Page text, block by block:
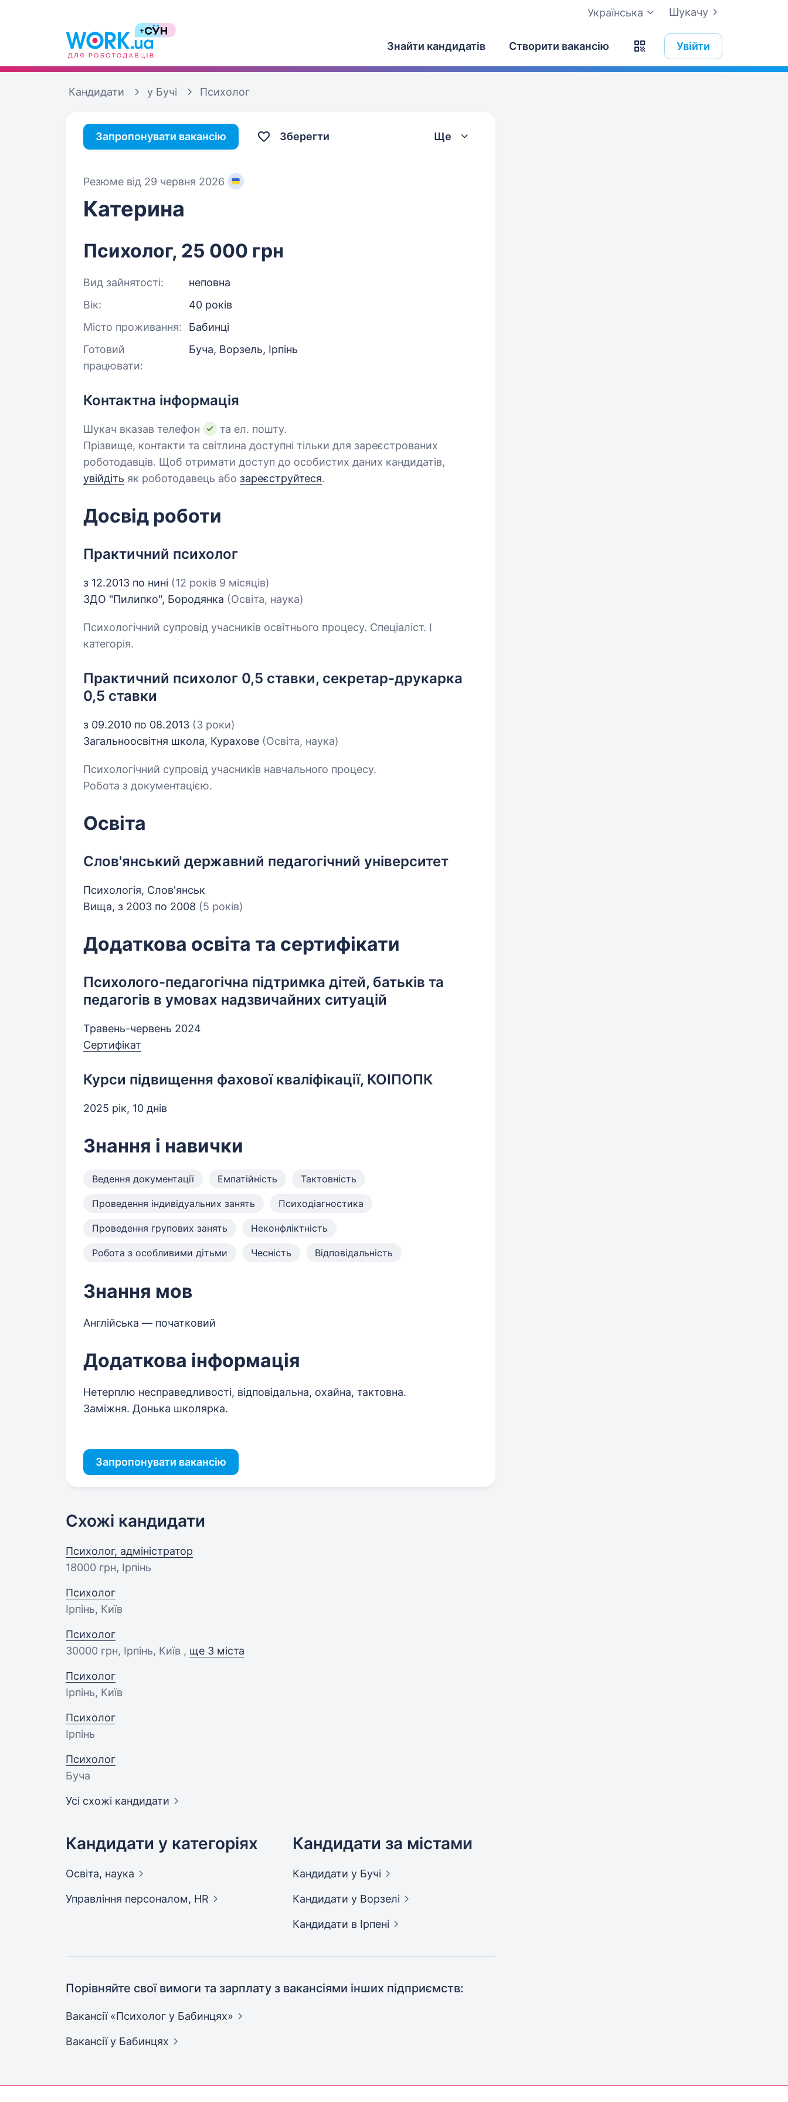
Шукачу
Українська
Знайти кандидатів Створити вакансію Увійти
Кандидати у Бучі Психолог
Запропонувати вакансію Зберегти Ще
Резюме від 29 червня 2026
Катерина
Психолог, 25 000 грн
Вид зайнятості:
неповна
Вік:
40 років
Місто проживання:
Бабинці
Готовий
працювати:
Буча, Ворзель, Ірпінь
Контактна інформація
Шукач вказав телефон
та ел. пошту.
Прізвище, контакти та світлина доступні тільки для зареєстрованих
роботодавців. Щоб отримати доступ до особистих даних кандидатів,
увійдіть як роботодавець або зареєструйтеся.
Досвід роботи
Практичний психолог
з 12.2013 по нині (12 років 9 місяців)
ЗДО "Пилипко", Бородянка (Освіта, наука)
Психологічний супровід учасників освітнього процесу. Спеціаліст. І
категорія.
Практичний психолог 0,5 ставки, секретар-друкарка
0,5 ставки
з 09.2010 по 08.2013 (3 роки)
Загальноосвітня школа, Курахове (Освіта, наука)
Психологічний супровід учасників навчального процесу.
Робота з документацією.
Освіта
Слов'янський державний педагогічний університет
Психологія, Слов'янськ
Вища, з 2003 по 2008 (5 років)
Додаткова освіта та сертифікати
Психолого-педагогічна підтримка дітей, батьків та
педагогів в умовах надзвичайних ситуацій
Травень-червень 2024
Сертифікат
Курси підвищення фахової кваліфікації, КОІПОПК
2025 рік, 10 днів
Знання і навички
Ведення документації Емпатійність Тактовність
Проведення індивідуальних занять Психодіагностика
Проведення групових занять Неконфліктність
Робота з особливими дітьми Чесність Відповідальність
Знання мов
Англійська — початковий
Додаткова інформація
Нетерплю несправедливості, відповідальна, охайна, тактовна.
Заміжня. Донька школярка.
Запропонувати вакансію
Схожі кандидати
Психолог, адміністратор
18000 грн, Ірпінь
Психолог
Ірпінь, Київ
Психолог
30000 грн, Ірпінь, Київ , ще 3 міста
Психолог
Ірпінь, Київ
Психолог
Ірпінь
Психолог
Буча
Усі схожі кандидати
Кандидати у категоріях
Освіта, наука
Управління персоналом, HR
Кандидати за містами
Кандидати у Бучі
Кандидати у Ворзелі
Кандидати в Ірпені
Порівняйте свої вимоги та зарплату з вакансіями інших підприємств:
Вакансії «Психолог у Бабинцях»
Вакансіїу Бабинцях